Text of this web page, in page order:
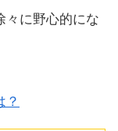
々に野心的にな
？